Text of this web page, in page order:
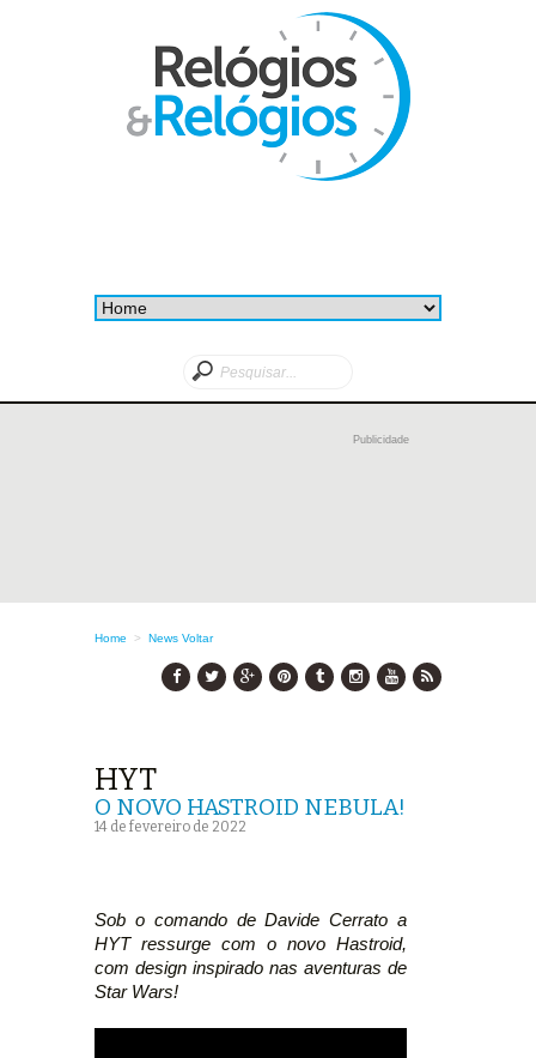
Publicidade
Home > News Voltar
HYT
O NOVO HASTROID NEBULA!
14 de fevereiro de 2022
Sob o comando de Davide Cerrato a
HYT ressurge com o novo Hastroid,
com design inspirado nas aventuras de
Star Wars!